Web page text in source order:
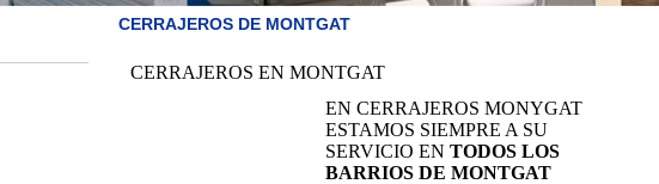
CERRAJEROS DE MONTGAT
CERRAJEROS EN MONTGAT
EN CERRAJEROS MONYGAT
ESTAMOS SIEMPRE A SU
SERVICIO EN TODOS LOS
BARRIOS DE MONTGAT